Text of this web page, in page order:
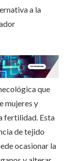
que
mujeres y
fertilidad. Esta
de tejido
ocasionar la